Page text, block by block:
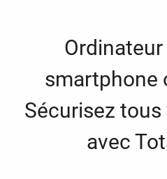
smartphone
Sécurisez
avec